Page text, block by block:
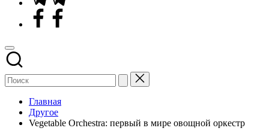
Facebook
Главная
Другое
Vegetable Orchestra: первый в мире овощной оркестр